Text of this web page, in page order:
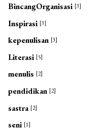
BincangOrganisasi [3]
Inspirasi [3]
kepenulisan [3]
Literasi [5]
menulis [2]
pendidikan [2]
sastra [2]
seni [1]